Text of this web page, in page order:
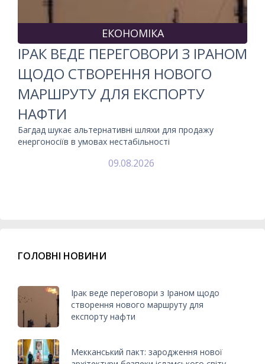
ЕКОНОМІКА
ІРАК ВЕДЕ ПЕРЕГОВОРИ З ІРАНОМ
ЩОДО СТВОРЕННЯ НОВОГО
МАРШРУТУ ДЛЯ ЕКСПОРТУ
НАФТИ
Багдад шукає альтернативні шляхи для продажу
енергоносіїв в умовах нестабільності
09.08.2026
ГОЛОВНІ НОВИНИ
Ірак веде переговори з Іраном щодо
створення нового маршруту для
експорту нафти
Мекканський пакт: зародження нової